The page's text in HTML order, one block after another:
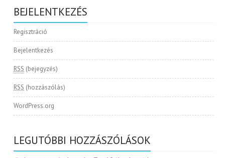
BEJELENTKEZÉS
Regisztráció
Bejelentkezés
RSS (bejegyzés)
RSS (hozzászólás)
WordPress.org
LEGUTÓBBI HOZZÁSZÓLÁSOK